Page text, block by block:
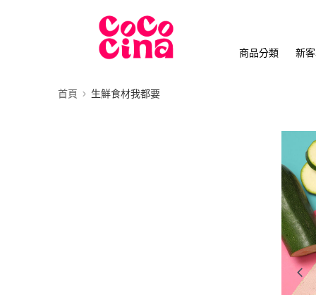
商品分類 新
首頁 生鮮食材我都要